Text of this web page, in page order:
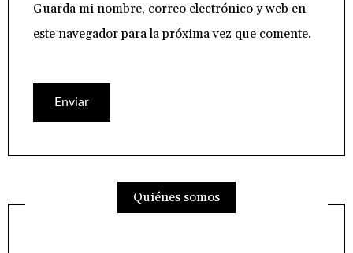
Guarda mi nombre, correo electrónico y web en
este navegador para la próxima vez que comente.
Quiénes somos